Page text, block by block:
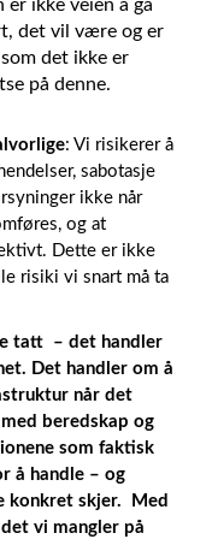
ikke veien å gå
det vil være og er
det ikke er
på denne.
: Vi risikerer å
sabotasje
ikke når
og at
Dette er ikke
risiki vi snart må ta
tatt – det handler
Det handler om å
når det
beredskap og
som faktisk
å handle – og
konkret skjer. Med
vi mangler på